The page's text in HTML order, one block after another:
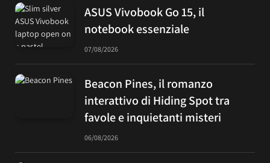
ASUS Vivobook Go 15, il
notebook essenziale
07/08/2026
Beacon Pines, il romanzo
interattivo di Hiding Spot tra
favole e inquietanti misteri
06/08/2026